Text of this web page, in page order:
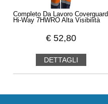
Completo Da Lavoro Coverguard
Hi-Way 7HWRO Alta Visibilità
€ 52,80
DETTAGLI